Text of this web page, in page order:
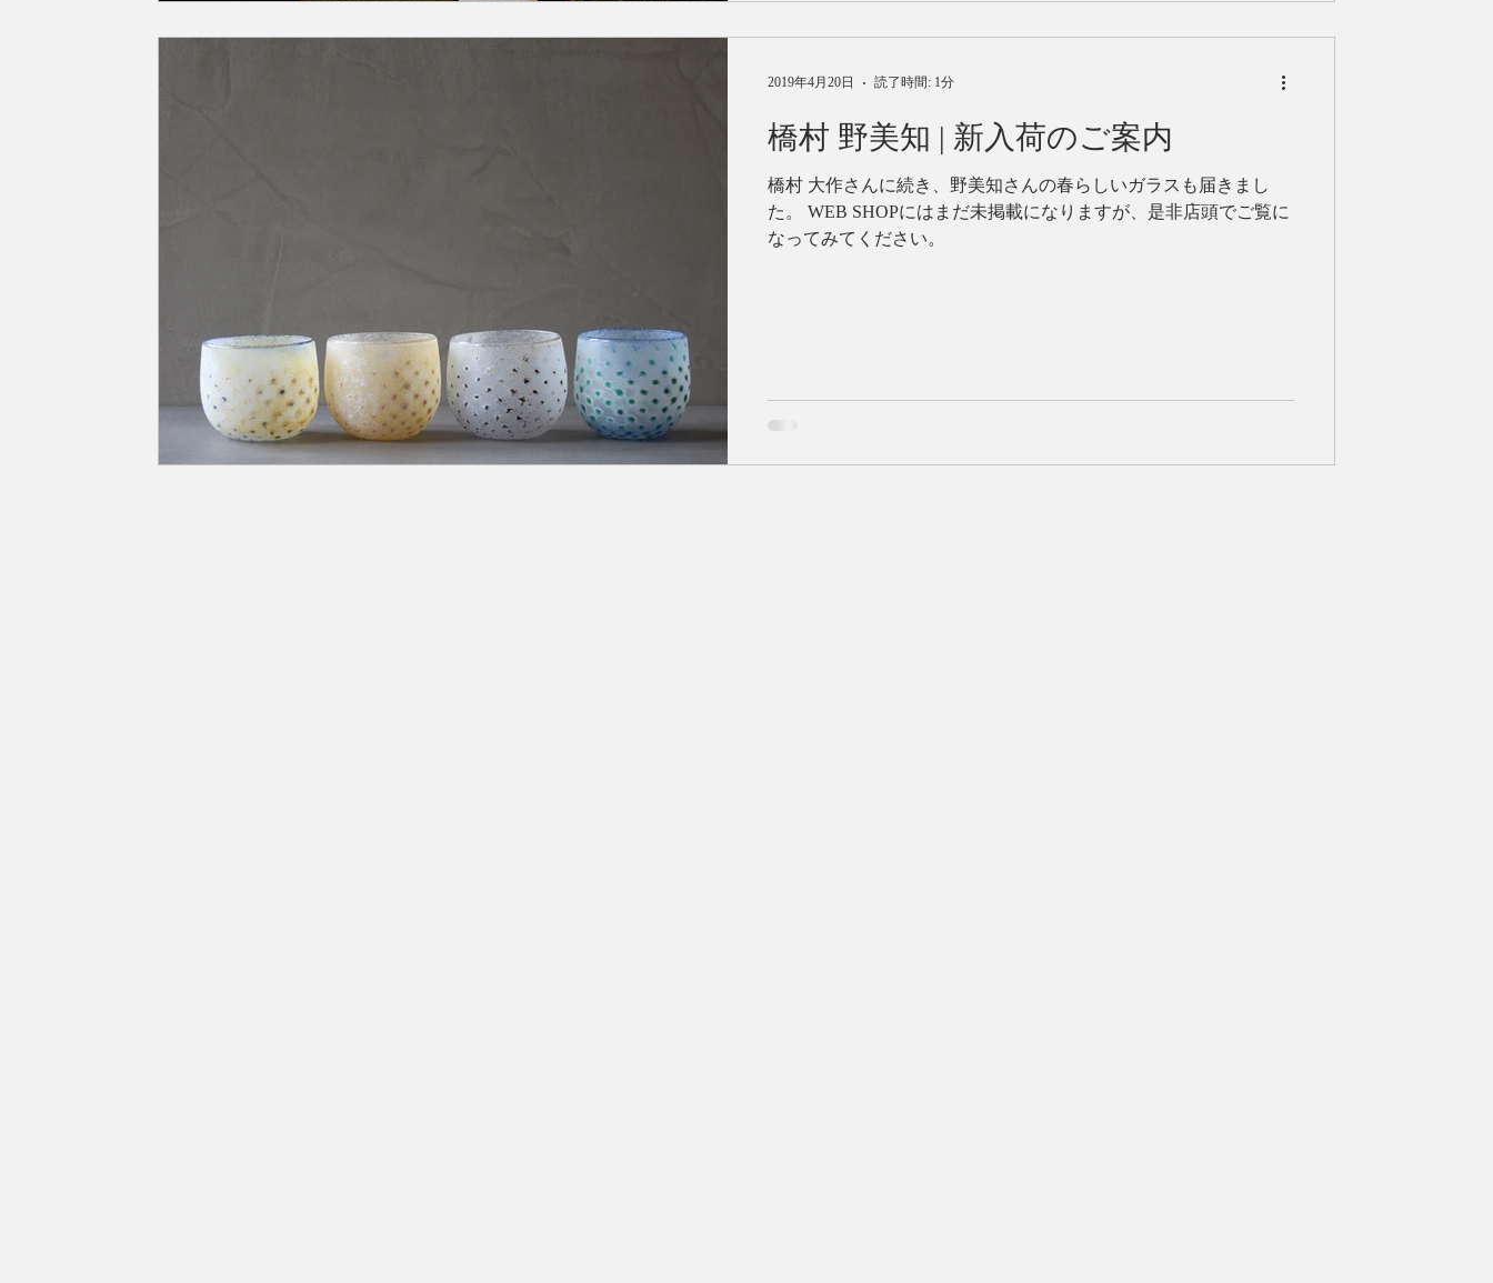
橋村 野美知 | 新入荷のご案内
橋村 大作さんに続き、野美知さんの春らしいガラスも届きまし
た。 WEB SHOPにはまだ未掲載になりますが、是非店頭でご覧に
なってみてください。
2019年4月20日 読了時間: 1分